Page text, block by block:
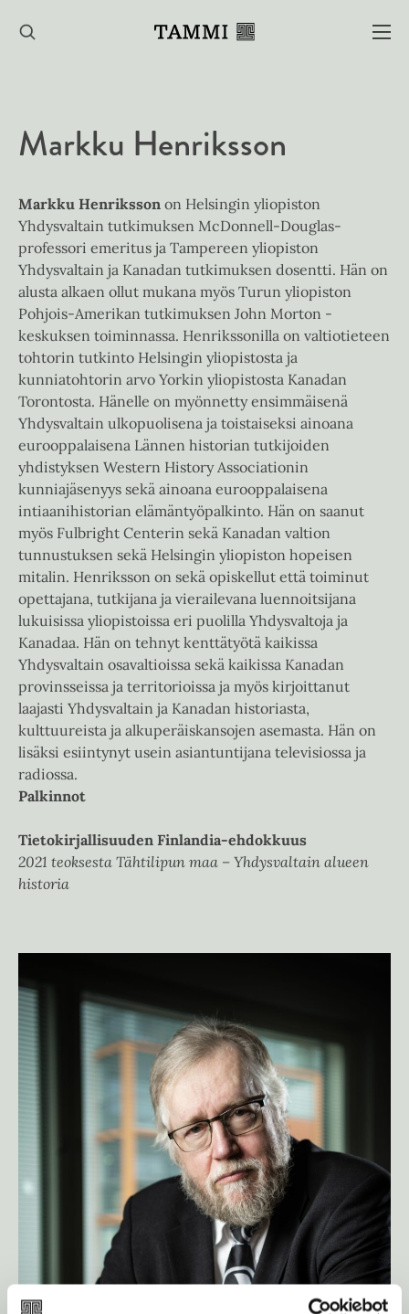
sisältöön
Markku Henriksson
Markku Henriksson on Helsingin yliopiston
Yhdysvaltain tutkimuksen McDonnell-Douglas-
professori emeritus ja Tampereen yliopiston
Yhdysvaltain ja Kanadan tutkimuksen dosentti. Hän on
alusta alkaen ollut mukana myös Turun yliopiston
Pohjois-Amerikan tutkimuksen John Morton -
keskuksen toiminnassa. Henrikssonilla on valtiotieteen
tohtorin tutkinto Helsingin yliopistosta ja
kunniatohtorin arvo Yorkin yliopistosta Kanadan
Torontosta. Hänelle on myönnetty ensimmäisenä
Yhdysvaltain ulkopuolisena ja toistaiseksi ainoana
eurooppalaisena Lännen historian tutkijoiden
yhdistyksen Western History Associationin
kunniajäsenyys sekä ainoana eurooppalaisena
intiaanihistorian elämäntyöpalkinto. Hän on saanut
myös Fulbright Centerin sekä Kanadan valtion
tunnustuksen sekä Helsingin yliopiston hopeisen
mitalin. Henriksson on sekä opiskellut että toiminut
opettajana, tutkijana ja vierailevana luennoitsijana
lukuisissa yliopistoissa eri puolilla Yhdysvaltoja ja
Kanadaa. Hän on tehnyt kenttätyötä kaikissa
Yhdysvaltain osavaltioissa sekä kaikissa Kanadan
provinsseissa ja territorioissa ja myös kirjoittanut
laajasti Yhdysvaltain ja Kanadan historiasta,
kulttuureista ja alkuperäiskansojen asemasta. Hän on
lisäksi esiintynyt usein asiantuntijana televisiossa ja
radiossa.
Palkinnot
Tietokirjallisuuden Finlandia-ehdokkuus
2021 teoksesta Tähtilipun maa – Yhdysvaltain alueen
historia